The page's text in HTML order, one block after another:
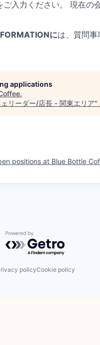
入力ください。 現在の
には、質問
applications
.
リーダー/店長 - 関東エリア"
positions at Blue Bottle
Powered by Getro.com
policyCookie policy